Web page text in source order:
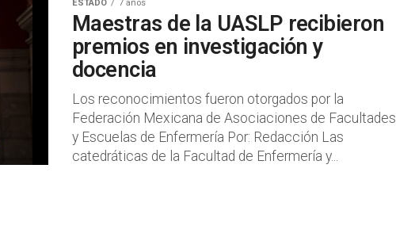
ESTADO 7 años
Maestras de la UASLP recibieron
premios en investigación y
docencia
Los reconocimientos fueron otorgados por la
Federación Mexicana de Asociaciones de Facultades
y Escuelas de Enfermería Por: Redacción Las
catedráticas de la Facultad de Enfermería y...